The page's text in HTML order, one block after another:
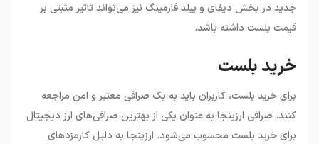
جدید در بخش دیفای و ییلد فارمینگ نیز می‌تواند تاثیر مثبتی بر
قیمت بلست داشته باشد.
خرید بلست
برای خرید بلست، کاربران باید به یک صرافی معتبر و امن مراجعه
کنند. صرافی ارزینجا به عنوان یکی از بهترین صرافی‌های ارز دیجیتال
برای خرید بلست محسوب می‌شود. ارزینجا به دلیل کارمزدهای